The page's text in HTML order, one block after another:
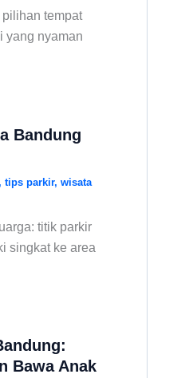
tempat
yang nyaman
Bandung
tips parkir, wisata
titik parkir
singkat ke area
Bawa Anak